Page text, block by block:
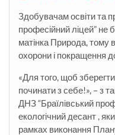
Здобувачам освіти та
професійний ліцей” не
матінка Природа, тому
охорони і покращення
«Для того, щоб
починати з себе!», – з
ДНЗ “Браїлівський
екологічний десант ,
рамках виконання